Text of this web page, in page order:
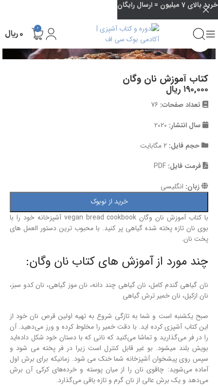
0 ۰ریال
بزرگنمایی تصویر
کتاب آموزش نان وگان
۱۹۰,۰۰۰ ریال
تعداد صفحات:
سال انتشار:
حجم فایل:
فرمت فایل:
زبان: انگلیسی
خرید از نوبوک
با کتاب آموزش نان وگان vegan bread cookbook آشپزخانه خود را با
بوی نان تازه پخته شده گیاهی پر کنید. با محبوب ترین دستور العمل های
پخت نان.
چند مورد از آموزش های کتاب نان وگان:‌
نان گیاهی گندم کامل، نان گیاهی چند دانه، نان موز گیاهی، نان کدو سبز،
نان ازکیل، نان خمیر ترش گیاهی
صبح یکشنبه است و شما به تازگی شروع به تهیه اولین قرص نان خود از
این کتاب آشپزی کرده اید. با دقت خمیر را مخلوط کرده و ورز می‌دهید. آن
را در فر می‌گذارید و تماشا می‌کنید که نانی که با دستان خود شکل داده‌اید
بویش بلند میشود. بو غیر قابل کنترل است زیرا در فر پخته می شود و
سپس روی پیشخوان آشپزخانه شما خنک می شود. زمانیکه برای برش اول
آماده می‌شوید: چاقوی نان را از میان پوسته و خرده‌های کرکی آن برش
می‌دهد و یک برش عالی از نان گرم و تازه باقی می‌گذارد.
خرید بالای 7 میلیون = ارسال رایگان